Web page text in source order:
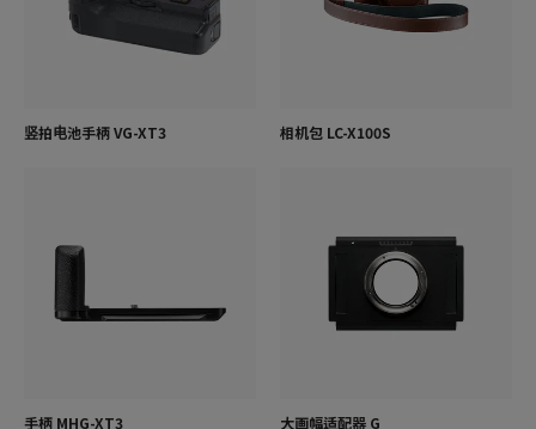
竖拍电池手柄 VG-XT3 相机包 LC-X100S
手柄 MHG-XT3 大画幅适配器 G